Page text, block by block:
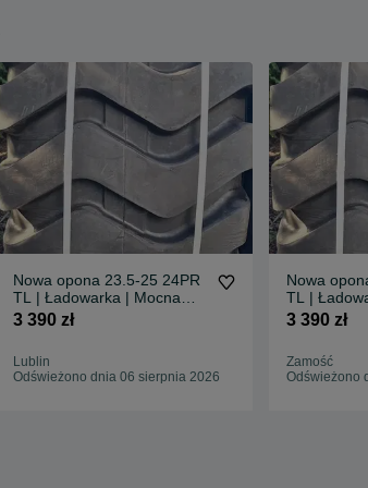
Nowa opona 23.5-25 24PR
TL | Ładowarka | Mocna
24PR | Dostępna od ręki
3 390 zł
Lublin
Odświeżono dnia 06 sierpnia 2026
Nowa
TL |
24PR |
3 390 zł
Zamość
Odświeżono